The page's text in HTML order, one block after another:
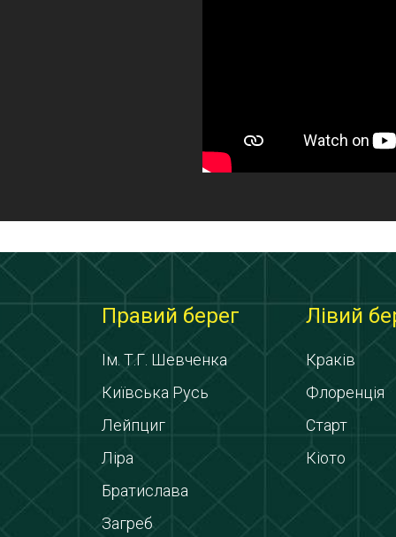
Правий берег
Ім. Т.Г. Шевченка
Київська Русь
Лейпциг
Ліра
Братислава
Загреб
Лівий
Краків
Флоренція
Старт
Кіото